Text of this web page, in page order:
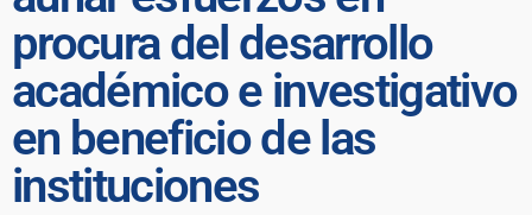
procura del desarrollo
académico e investigativo
en beneficio de las
instituciones